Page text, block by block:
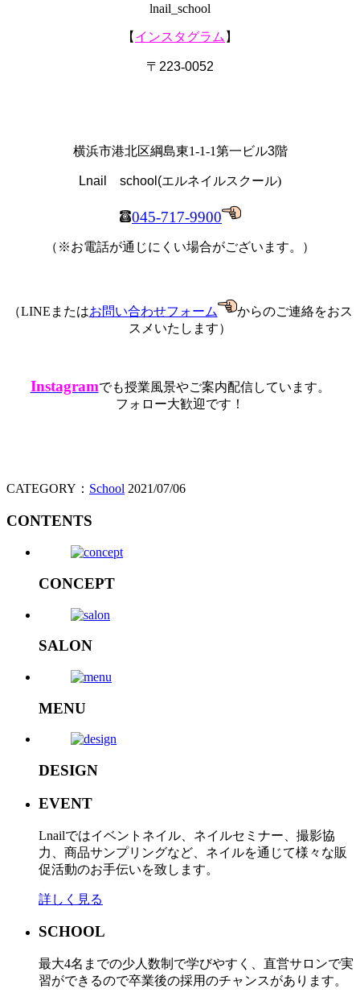
lnail_school
【 インスタグラム 】
〒 223‐0052
横浜市港北区綱島東1-1-1第一ビル3階
Lnail school(エルネイルスクール)
045-717-9900
（※お電話が通じにくい場合がございます。）
（LINEまたはお問い合わせフォーム
からのご連絡をおス
スメいたします）
Instagramでも授業風景やご案内配信しています。
フォロー大歓迎です！
CATEGORY： School 2021/07/06
CONTENTS
CONCEPT
SALON
MENU
DESIGN
EVENT
Lnailではイベントネイル、ネイルセミナー、撮影協
力、商品サンプリングなど、ネイルを通じて様々な販
促活動のお手伝いを致します。
詳しく見る
SCHOOL
最大4名までの少人数制で学びやすく、直営サロンで実
習ができるので卒業後の採用のチャンスがあります。